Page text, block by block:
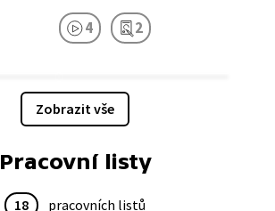
4 2
Zobrazit vše
Pracovní listy
18 pracovních listů